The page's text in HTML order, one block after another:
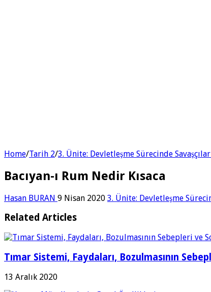
Home/Tarih 2/3. Ünite: Devletleşme Sürecinde
Bacıyan-ı Rum Nedir Kısaca
Hasan BURAN 9 Nisan 2020 3. Ünite: Devletleşme
Related Articles
Tımar Sistemi, Faydaları, Bozulmasının
13 Aralık 2020